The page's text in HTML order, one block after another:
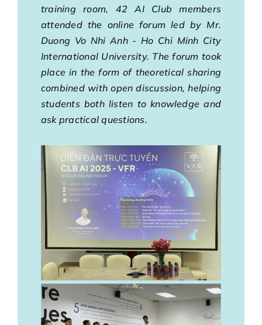
training room, 42 AI Club members
attended the online forum led by Mr.
Duong Vo Nhi Anh - Ho Chi Minh City
International University. The forum took
place in the form of theoretical sharing
combined with open discussion, helping
students both listen to knowledge and
ask practical questions.